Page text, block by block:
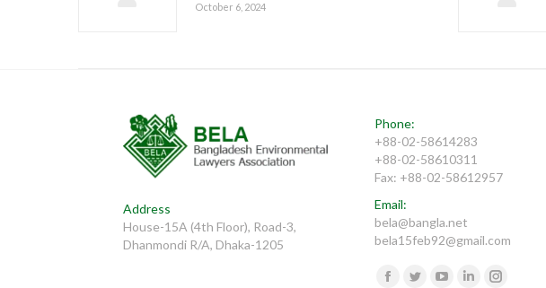
October 6, 2024
Address
House-15A (4th Floor), Road-3,
Dhanmondi R/A, Dhaka-1205
Phone:
+88-02-58614283
+88-02-58610311
Fax: +88-02-58612957
Email:
bela@bangla.net
bela15feb92@gmail.com
Find us on: